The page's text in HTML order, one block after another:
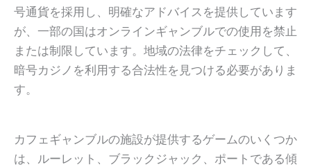
号通貨を採用し、明確なアドバイスを提供しています
が、一部の国はオンラインギャンブルでの使用を禁止
または制限しています。地域の法律をチェックして、
暗号カジノを利用する合法性を見つける必要がありま
す。
カフェギャンブルの施設が提供するゲームのいくつか
は、ルーレット、ブラックジャック、ポートである傾